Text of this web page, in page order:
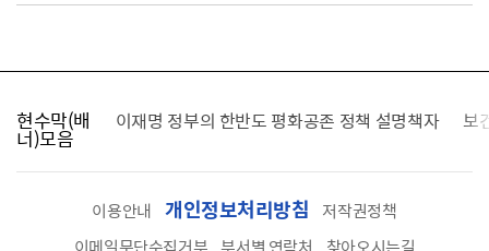
현수막(배
너)모음
찾습니다 이재명 정부의 한반도 평화공존 정책 설명책자 보
이용안내 개인정보처리방침
저작권정책